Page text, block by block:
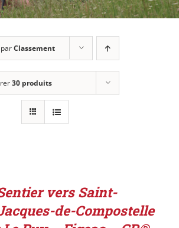
Classement
30 produits
vers Saint-
de-Compostelle